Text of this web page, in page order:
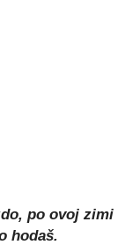
po ovoj zimi
hodaš.